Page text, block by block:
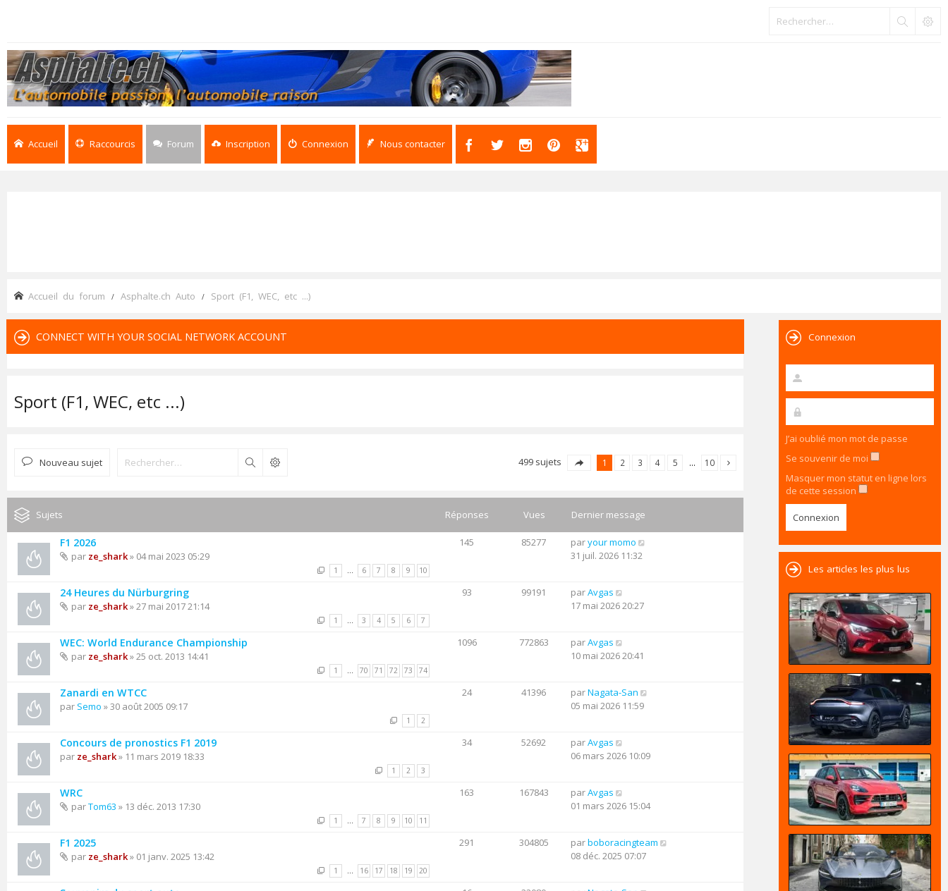
Accueil Raccourcis Forum Inscription Connexion Nous contacter
Accueil du forum Asphalte.ch Auto Sport (F1, WEC, etc ...)
CONNECT WITH YOUR SOCIAL NETWORK ACCOUNT
Sport (F1, WEC, etc ...)
Nouveau sujet Rechercher 499 sujets 1 2 3 4 5 … 10
Sujets Réponses Vues Dernier message
F1 2026
par ze_shark» 04 mai 2023 05:29
1 … 6 7 8 9 10
145 85277 paryour momo
31 juil. 2026 11:32
24 Heures du Nürburgring
par ze_shark» 27 mai 2017 21:14
1 … 3 4 5 6 7
93 99191 parAvgas
17 mai 2026 20:27
WEC: World Endurance Championship
par ze_shark» 25 oct. 2013 14:41
1 … 70 71 72 73 74
1096 772863 parAvgas
10 mai 2026 20:41
Zanardi en WTCC
par Semo » 30 août 2005 09:17
1 2
24 41396 parNagata-San
05 mai 2026 11:59
Concours de pronostics F1 2019
par ze_shark» 11 mars 2019 18:33
1 2 3
34 52692 parAvgas
06 mars 2026 10:09
WRC
parTom63 » 13 déc. 2013 17:30
1 … 7 8 9 10 11
163 167843 parAvgas
01 mars 2026 15:04
F1 2025
par ze_shark» 01 janv. 2025 13:42
1 … 16 17 18 19 20
291 304805 parboboracingteam
08 déc. 2025 07:07
Connexion
J’ai oublié mon mot de passe
Se souvenir de moi
Masquer mon statut en ligne lors
de cette session
Les articles les plus lus